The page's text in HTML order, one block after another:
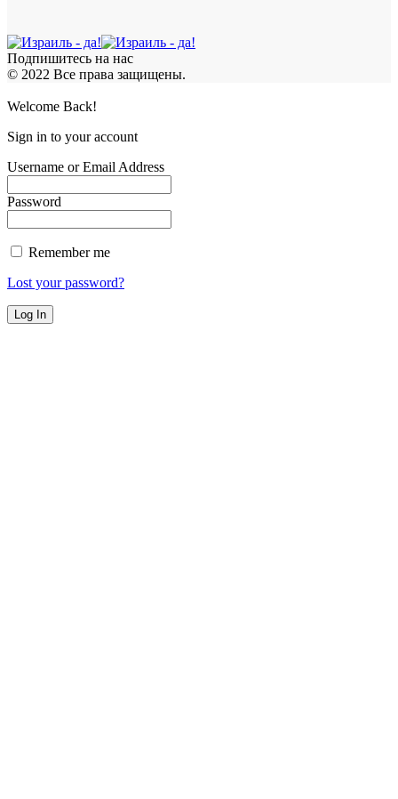
Подпишитесь на нас
© 2022 Все права защищены.
Welcome Back!
Sign in to your account
Username or Email Address
Password
Remember me
Lost your password?